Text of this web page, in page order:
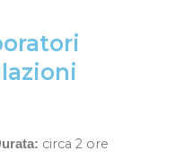
circa 2 ore